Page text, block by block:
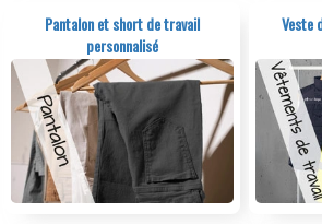
Un catalogue riche de gilet de
qui répondent aux normes de
offrant une grande visibilité
réfléchissantes. Nous vous
personnalisation de votre gilet
façon simple et rapide. Pour ce
plusieurs options de
de signalisation personnalisé, afin
Pantalon et short de travail
personnalisé
Veste